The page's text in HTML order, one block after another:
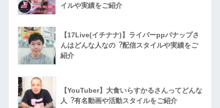
イルや実績をご紹介
【17Live(イチナナ)】ライバーppパナップさ
んはどんな人なの︖配信スタイルや実績をご
紹介
【YouTuber】大食いらすかるさんってどんな
⼈︖有名動画や活動スタイルをご紹介